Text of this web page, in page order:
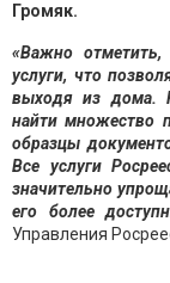
Громяк.
«Важно отметить,
услуги, что
выходя из дома.
найти множество
образцы
Все услуги
значительно
его более
Управления